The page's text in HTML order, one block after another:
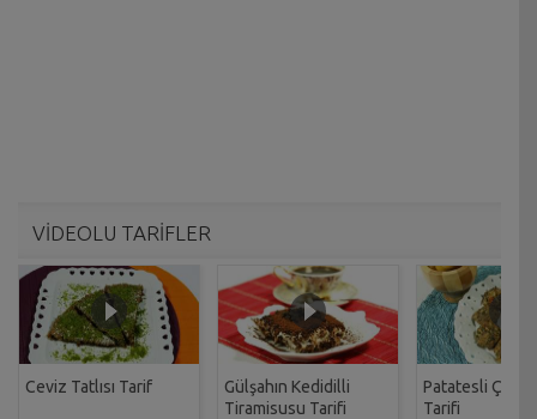
VİDEOLU TARİFLER
Ceviz Tatlısı Tarif
Gülşahın Kedidilli
Tiramisusu Tarifi
Patatesli Çıtır
Tarifi